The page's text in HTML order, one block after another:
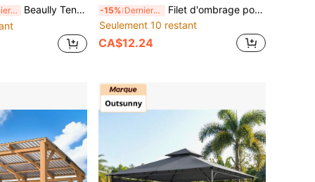
Derniers 2 jours
Beaully Tente de Canopée Pop Up avec 4 parois latérales amovibles, sac de transport et haubans, Canopée portable imperméable 10x10ft, pour le camping, les fêtes et événements en plein air
-15% Derniers 2 jours
Filet d'ombrage pour patio, filet de jardin, filet anti-moustiques pour cour/patio, filet de tonnelle, filet de lutte contre les nuisibles pour plantes DIY, filet de séparation pour balcon - Ce filet d'ombrage extérieur peut protéger les plantes de cour, les plantes d'extérieur, les légumes, les patios, les balcons et les plateformes. Il peut également servir de clôture d'intimité, offrant une ombre uniforme pour les jardins et les espaces extérieurs. Filet d'Halloween
Seulement 10 restant
CA$12.24